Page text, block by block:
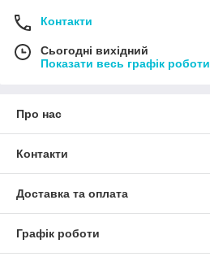
Контакти
Сьогодні вихідний
Показати весь графік роботи
Про нас
Контакти
Доставка та оплата
Графік роботи